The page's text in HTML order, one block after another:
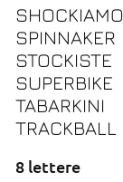
SHOCKIAMO
SPINNAKER
STOCKISTE
SUPERBIKE
TABARKINI
TRACKBALL
8 lettere